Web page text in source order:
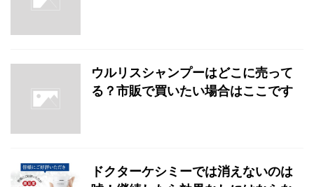
ウルリスシャンプーはどこに売って
る？市販で買いたい場合はここです
ドクターケシミーでは消えないのは